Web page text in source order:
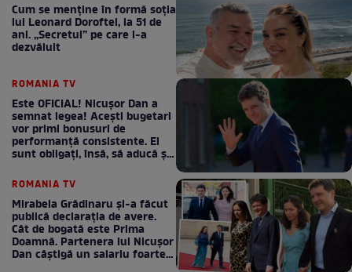
Cum se menţine în formă soţia
lui Leonard Doroftei, la 51 de
ani. „Secretul” pe care l-a
dezvăluit
ROMANIA TV
Este OFICIAL! Nicușor Dan a
semnat legea! Acești bugetari
vor primi bonusuri de
performanță consistente. Ei
sunt obligați, însă, să aducă și
ROMANIA TV
Mirabela Grădinaru și-a făcut
publică declarația de avere.
Cât de bogată este Prima
Doamnă. Partenera lui Nicușor
Dan câștigă un salariu foarte